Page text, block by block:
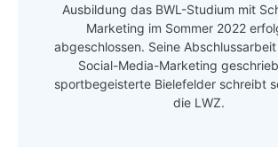
Ausbildung das BWL-Studium mit
Marketing im Sommer 2022
abgeschlossen. Seine
Social-Media-Marketing
sportbegeisterte Bielefelder schreibt
die LWZ.